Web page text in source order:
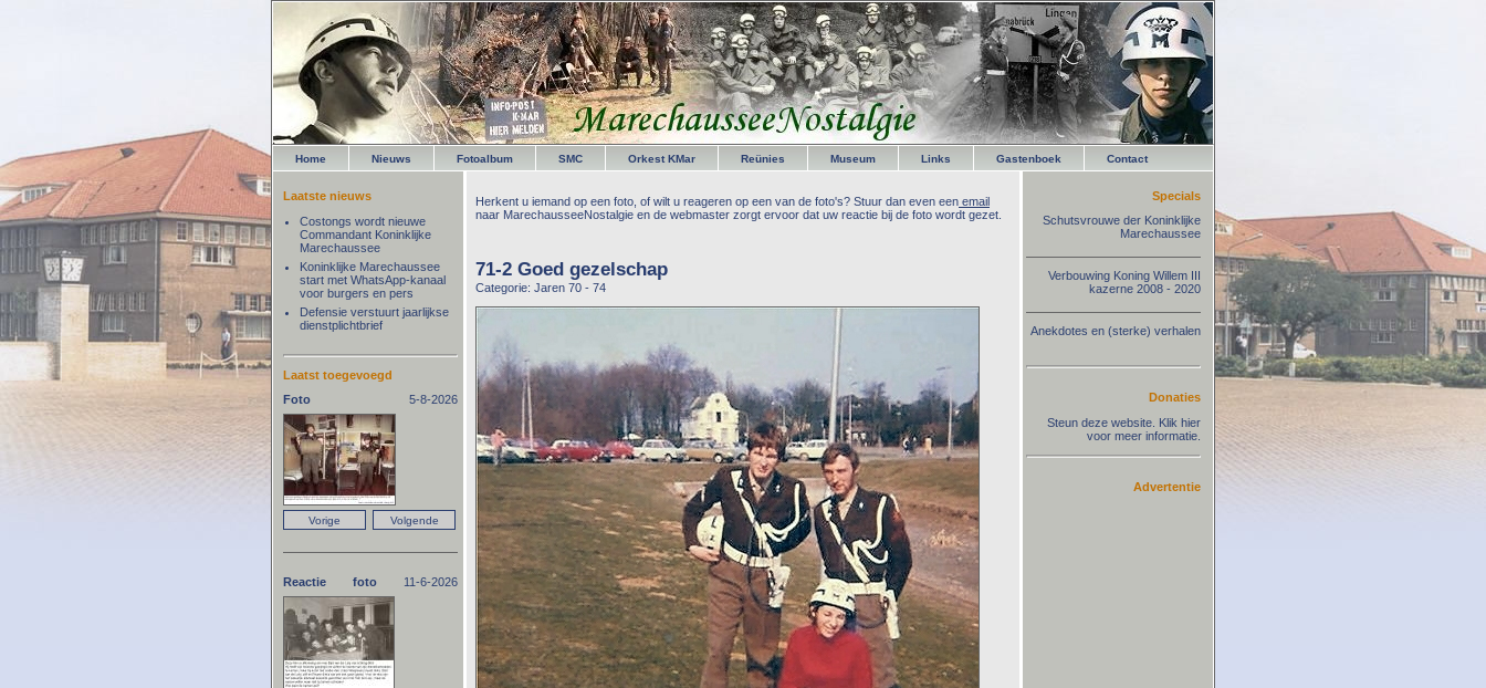
Home Nieuws Fotoalbum SMC Orkest KMar Reünies Museum Links Gastenboek Contact
Herkent u iemand op een foto, of wilt u reageren op een van de foto's? Stuur dan even een email
naar MarechausseeNostalgie en de webmaster zorgt ervoor dat uw reactie bij de foto wordt gezet.
71-2 Goed gezelschap
Categorie: Jaren 70 - 74
Laatste nieuws
Costongs wordt nieuwe
Commandant Koninklijke
Marechaussee
Koninklijke Marechaussee
start met WhatsApp-kanaal
voor burgers en pers
Defensie verstuurt jaarlijkse
dienstplichtbrief
Laatst toegevoegd
Foto
5-8-2026
Reactie foto 11-6-2026
Specials
Schutsvrouwe der Koninklijke
Marechaussee
Verbouwing Koning Willem III
kazerne 2008 - 2020
Anekdotes en (sterke) verhalen
Donaties
Steun deze website. Klik hier
voor meer informatie.
Advertentie